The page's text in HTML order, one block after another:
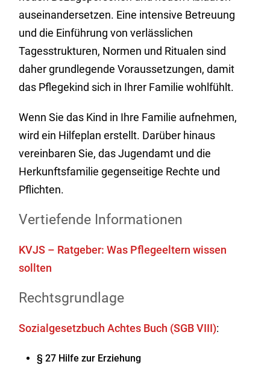
auseinandersetzen. Eine intensive Betreuung
und die Einführung von verlässlichen
Tagesstrukturen, Normen und Ritualen sind
daher grundlegende Voraussetzungen, damit
das Pflegekind sich in Ihrer Familie wohlfühlt.
Wenn Sie das Kind in Ihre Familie aufnehmen,
wird ein Hilfeplan erstellt. Darüber hinaus
vereinbaren Sie, das Jugendamt und die
Herkunftsfamilie gegenseitige Rechte und
Pflichten.
Vertiefende Informationen
KVJS – Ratgeber: Was Pflegeeltern wissen
sollten
Rechtsgrundlage
Sozialgesetzbuch Achtes Buch (SGB VIII):
§ 27 Hilfe zur Erziehung